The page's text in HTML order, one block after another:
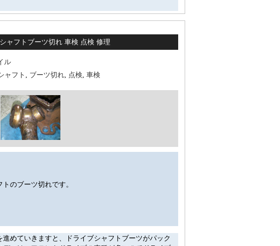
ャフトブーツ切れ 車検 点検 修理
ル
ャフト ブーツ切れ 点検 ,車検
のブーツ切れです。
めていきますと、ドライブシャフトブーツがパック